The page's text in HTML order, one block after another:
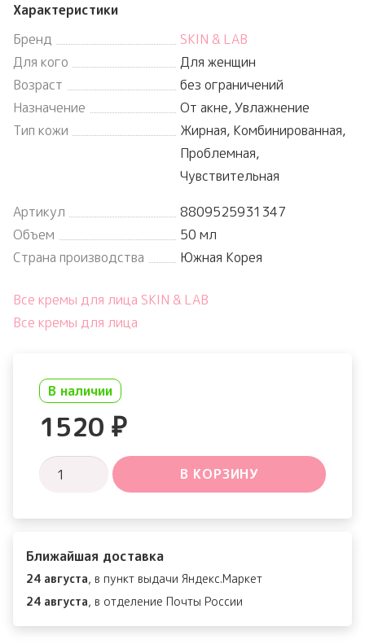
Характеристики
Бренд
SKIN & LAB
Для кого
Для женщин
Возраст
без ограничений
Назначение
От акне, Увлажнение
Тип кожи
Жирная, Комбинированная,
Проблемная,
Чувствительная
Артикул
8809525931347
Объем
50 мл
Страна производства
Южная Корея
Все кремы для лица SKIN & LAB
Все кремы для лица
В наличии
1520 ₽
Количество
Cream
В КОРЗИНУ
Ближайшая доставка
24 августа, в пункт выдачи Яндекс.Маркет
24 августа, в отделение Почты России